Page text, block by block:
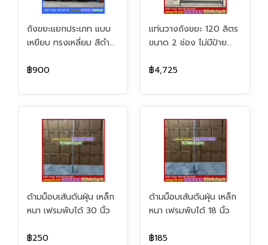
ถังขยะแยกประเภท แบบ
เหยียบ ทรงเหลี่ยม สีดำ
ลิตร
฿900
แท่นวางถังขยะ 120 ลิตร
ขนาด 2 ช่อง ไม่มีป้าย
฿4,725
ด้ามม็อบเส้นดันฝุ่น เหล็ก
หนา เฟรมพับได้ 30 นิ้ว
฿250
ด้ามม็อบเส้นดันฝุ่น เหล็ก
หนา เฟรมพับได้ 18 นิ้ว
฿185